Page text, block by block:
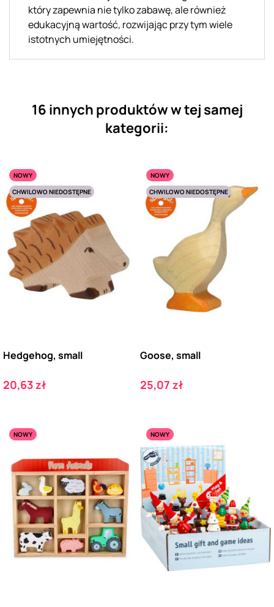
który zapewnia nie tylko zabawę, ale również
edukacyjną wartość, rozwijając przy tym wiele
istotnych umiejętności.
16 innych produktów w tej samej
kategorii:
NOWY
CHWILOWO NIEDOSTĘPNE
Hedgehog, small
Cena
20,63 zł
NOWY
CHWILOWO NIEDOSTĘPNE
Goose, small
Cena
25,07 zł
NOWY NOWY